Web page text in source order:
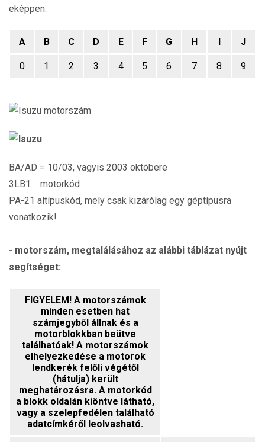
eképpen:
A B C D E F G H I J
0 1 2 3 4 5 6 7 8 9
BA/AD = 10/03, vagyis 2003 októbere
3LB1 motorkód
PA-21 altípuskód, mely csak kizárólag egy géptípusra
vonatkozik!
- motorszám, megtalálásához az alábbi táblázat nyújt
segítséget:
FIGYELEM! A motorszámok
minden esetben hat
számjegyből állnak és a
motorblokkban beütve
találhatóak! A motorszámok
elhelyezkedése a motorok
lendkerék felőli végétől
(hátulja) került
meghatározásra. A motorkód
a blokk oldalán kiöntve látható,
vagy a szelepfedélen található
adatcímkéről leolvasható.